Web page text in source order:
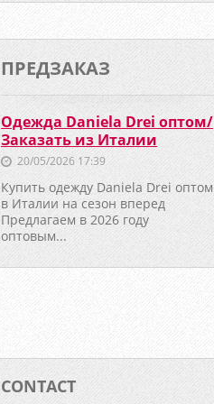
ПРЕДЗАКАЗ
Одежда Daniela Drei оптом/
Заказать из Италии
20/05/2026 17:39
Купить одежду Daniela Drei оптом
в Италии на сезон вперед
Предлагаем в 2026 году
оптовым...
CONTACT